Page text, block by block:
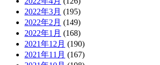
2022年3月 (195)
2022年2月 (149)
2022年1月 (168)
2021年12月 (190)
2021年11月 (167)